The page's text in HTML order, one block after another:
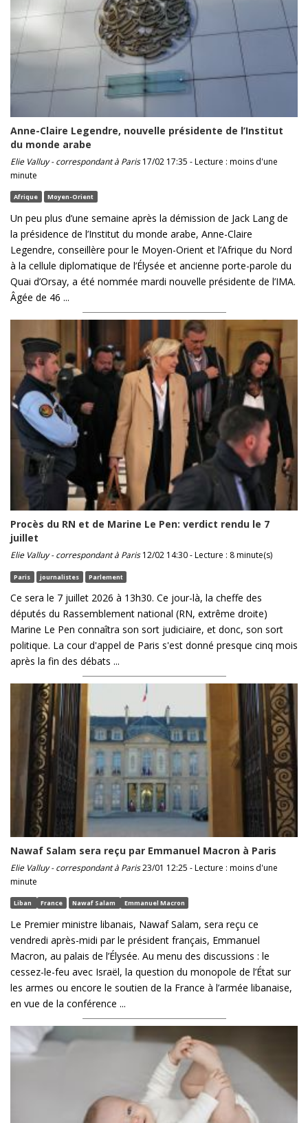
Anne-Claire Legendre, nouvelle présidente de l’Institut
du monde arabe
Elie Valluy - correspondant à Paris17/02 17:35 - Lecture : moins d'une
minute
Afrique Moyen-Orient
Un peu plus d’une semaine après la démission de Jack Lang de
la présidence de l’Institut du monde arabe, Anne-Claire
Legendre, conseillère pour le Moyen-Orient et l’Afrique du Nord
à la cellule diplomatique de l’Élysée et ancienne porte-parole du
Quai d’Orsay, a été nommée mardi nouvelle présidente de l’IMA.
Âgée de 46 ...
Procès du RN et de Marine Le Pen: verdict rendu le 7
juillet
Elie Valluy - correspondant à Paris12/02 14:30 - Lecture : 8 minute(s)
Paris journalistes Parlement
Ce sera le 7 juillet 2026 à 13h30. Ce jour-là, la cheffe des
députés du Rassemblement national (RN, extrême droite)
Marine Le Pen connaîtra son sort judiciaire, et donc, son sort
politique. La cour d'appel de Paris s'est donné presque cinq mois
après la fin des débats ...
Nawaf Salam sera reçu par Emmanuel Macron à Paris
Elie Valluy - correspondant à Paris23/01 12:25 - Lecture : moins d'une
minute
Liban France Nawaf Salam Emmanuel Macron
Le Premier ministre libanais, Nawaf Salam, sera reçu ce
vendredi après-midi par le président français, Emmanuel
Macron, au palais de l’Élysée. Au menu des discussions : le
cessez-le-feu avec Israël, la question du monopole de l’État sur
les armes ou encore le soutien de la France à l’armée libanaise,
en vue de la conférence ...